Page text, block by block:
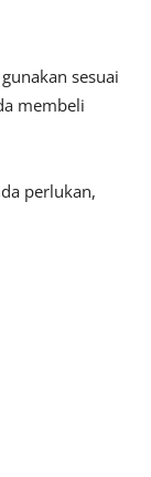
sesuai
membeli
perlukan,